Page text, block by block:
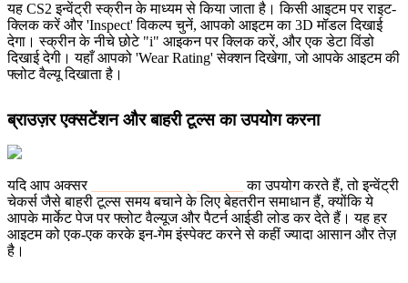
यह CS2 इन्वेंट्री स्क्रीन के माध्यम से किया जाता है। किसी आइटम पर राइट-
क्लिक करें और 'Inspect' विकल्प चुनें, आपको आइटम का 3D मॉडल दिखाई
देगा। स्क्रीन के नीचे छोटे "i" आइकन पर क्लिक करें, और एक डेटा विंडो
दिखाई देगी। यहाँ आपको 'Wear Rating' सेक्शन दिखेगा, जो आपके आइटम की
फ्लोट वैल्यू दिखाता है।
ब्राउज़र एक्सटेंशन और बाहरी टूल्स का उपयोग करना
यदि आप अक्सर
का उपयोग करते हैं, तो इन्वेंट्री
चेकर्स जैसे बाहरी टूल्स समय बचाने के लिए बेहतरीन समाधान हैं, क्योंकि ये
आपके मार्केट पेज पर फ्लोट वैल्यूज और पैटर्न आईडी लोड कर देते हैं। यह हर
आइटम को एक-एक करके इन-गेम इंस्पेक्ट करने से कहीं ज्यादा आसान और तेज़
है।